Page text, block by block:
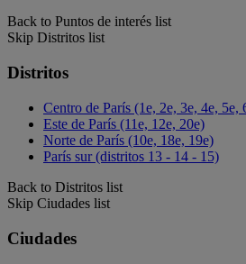
Back to Puntos de interés list
Skip Distritos list
Distritos
Centro de París (1e, 2e, 3e, 4e, 5e,
Este de París (11e, 12e, 20e)
Norte de París (10e, 18e, 19e)
París sur (distritos 13 - 14 - 15)
Back to Distritos list
Skip Ciudades list
Ciudades